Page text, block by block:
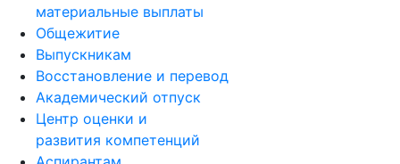
материальные выплаты
Общежитие
Выпускникам
Восстановление и перевод
Академический отпуск
Центр оценки и
развития компетенций